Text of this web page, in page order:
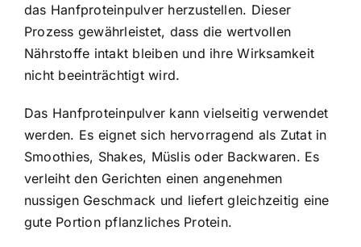
das Hanfproteinpulver herzustellen. Dieser
Prozess gewährleistet, dass die wertvollen
Nährstoffe intakt bleiben und ihre Wirksamkeit
nicht beeinträchtigt wird.
Das Hanfproteinpulver kann vielseitig verwendet
werden. Es eignet sich hervorragend als Zutat in
Smoothies, Shakes, Müslis oder Backwaren. Es
verleiht den Gerichten einen angenehmen
nussigen Geschmack und liefert gleichzeitig eine
gute Portion pflanzliches Protein.